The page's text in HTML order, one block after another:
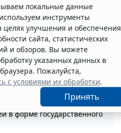
сфера
НПД вправе применять
в возрасте от 14
и бухучет
судна определят
идентифицирующим
заменить ЕГЭ
в форме государственного
локальные данные
инструменты
целях улучшения и обеспечения
сайта, статистических
и обзоров. Вы можете
указанных данных в
Пожалуйста,
с условиями их обработки.
Принять